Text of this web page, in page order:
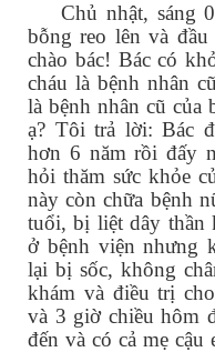
Chủ nhật, sáng
bỗng reo lên và
chào bác! Bác có
cháu là bệnh nhân
là bệnh nhân cũ của
ạ? Tôi trả lời: Bác
hơn 6 năm rồi đấy
hỏi thăm sức khỏe
này còn chữa bệnh
tuổi, bị liệt dây thần
ở bệnh viện nhưng
lại bị sốc, không
khám và điều trị
và 3 giờ chiều hôm
đến và có cả mẹ cậu